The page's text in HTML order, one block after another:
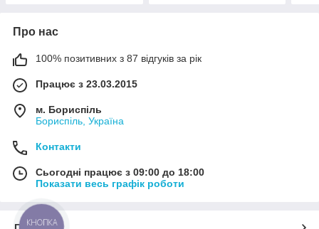
Про нас
100% позитивних з 87 відгуків за рік
Працює з 23.03.2015
м. Бориспіль
Бориспіль, Україна
Контакти
Сьогодні працює з 09:00 до 18:00
Показати весь графік роботи
КНОПКА